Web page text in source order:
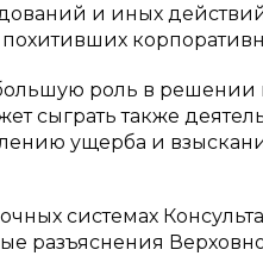
и иных
роль в
сыграть также
ущерба и
системах
разъяснения